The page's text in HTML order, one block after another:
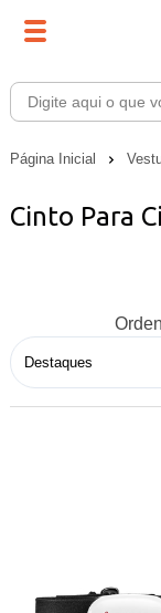
Página Inicial
Cinto Para